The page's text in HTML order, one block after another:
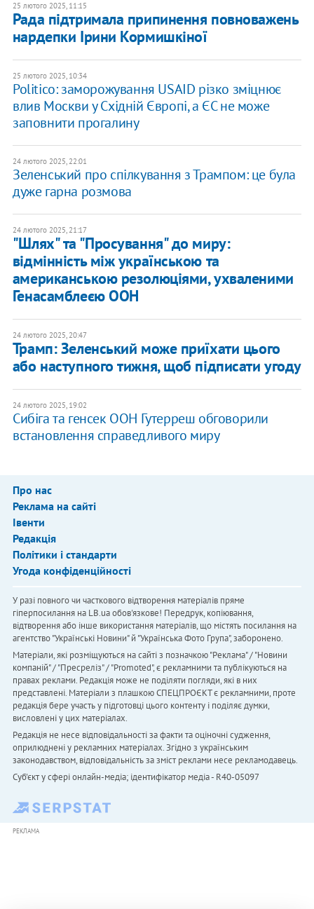
25 лютого 2025, 11:15
Рада підтримала припинення повноважень
нардепки Ірини Кормишкіної
25 лютого 2025, 10:34
Politico: заморожування USAID різко зміцнює
влив Москви у Східній Європі, а ЄС не може
заповнити прогалину
24 лютого 2025, 22:01
​Зеленський про спілкування з Трампом: це була
дуже гарна розмова
24 лютого 2025, 21:17
"Шлях" та "Просування" до миру:
відмінність між українською та
американською резолюціями, ухваленими
Генасамблеєю ООН
24 лютого 2025, 20:47
Трамп: Зеленський може приїхати цього
або наступного тижня, щоб підписати угоду
24 лютого 2025, 19:02
Сибіга та генсек ООН Гутерреш обговорили
встановлення справедливого миру
Про нас
Реклама на сайті
Івенти
Редакція
Політики і стандарти
Угода конфіденційності
У разі повного чи часткового відтворення матеріалів пряме
гіперпосилання на LB.ua обов'язкове! Передрук, копіювання,
відтворення або інше використання матеріалів, що містять посилання на
агентство "Українськi Новини" й "Українська Фото Група", заборонено.
Матеріали, які розміщуються на сайті з позначкою "Реклама" / "Новини
компаній" / "Пресреліз" / "Promoted", є рекламними та публікуються на
правах реклами. Редакція може не поділяти погляди, які в них
представлені. Матеріали з плашкою СПЕЦПРОЄКТ є рекламними, проте
редакція бере участь у підготовці цього контенту і поділяє думки,
висловлені у цих матеріалах.
Редакція не несе відповідальності за факти та оціночні судження,
оприлюднені у рекламних матеріалах. Згідно з українським
законодавством, відповідальність за зміст реклами несе рекламодавець.
Cуб'єкт у сфері онлайн-медіа; ідентифікатор медіа - R40-05097
РЕКЛАМА